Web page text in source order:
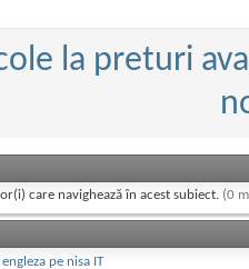
la preturi
care navighează în acest subiect. (0
pe nisa IT